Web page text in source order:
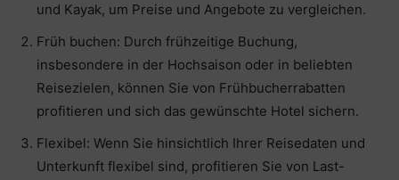
und Kayak, um Preise und Angebote zu vergleichen.
Früh buchen: Durch frühzeitige Buchung,
insbesondere in der Hochsaison oder in beliebten
Reisezielen, können Sie von Frühbucherrabatten
profitieren und sich das gewünschte Hotel sichern.
Flexibel: Wenn Sie hinsichtlich Ihrer Reisedaten und
Unterkunft flexibel sind, profitieren Sie von Last-